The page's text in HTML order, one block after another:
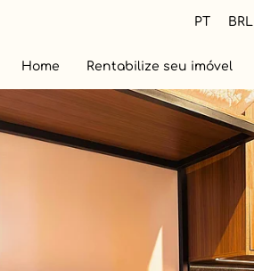
PT BRL
Home Rentabilize seu imóvel